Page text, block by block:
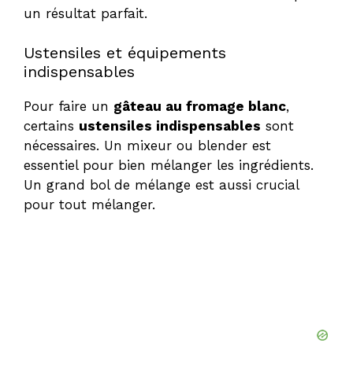
un résultat parfait.
Ustensiles et équipements
indispensables
Pour faire un gâteau au fromage blanc,
certains ustensiles indispensables sont
nécessaires. Un mixeur ou blender est
essentiel pour bien mélanger les ingrédients.
Un grand bol de mélange est aussi crucial
pour tout mélanger.